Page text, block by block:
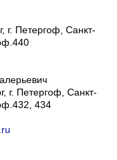
г. Петергоф, Санкт-
г. Петергоф Санкт-
434